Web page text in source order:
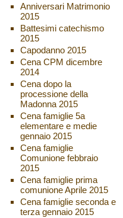
Anniversari Matrimonio
2015
Battesimi catechismo
2015
Capodanno 2015
Cena CPM dicembre
2014
Cena dopo la
processione della
Madonna 2015
Cena famiglie 5a
elementare e medie
gennaio 2015
Cena famiglie
Comunione febbraio
2015
Cena famiglie prima
comunione Aprile 2015
Cena famiglie seconda e
terza gennaio 2015